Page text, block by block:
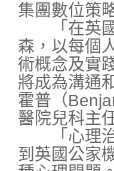
集團數位策
「在英國
森，以每個
術概念及實
將成為溝通
霍普（
醫院兒科主
「心理治
到英國公家